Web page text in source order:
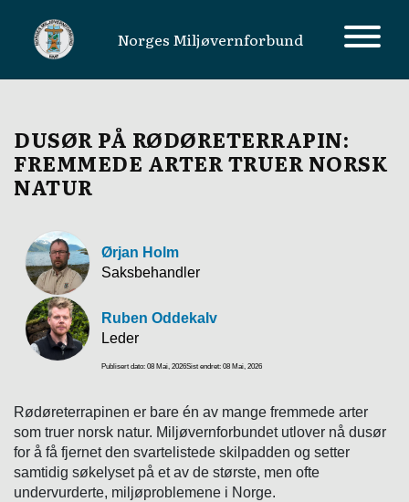
MAIN NAVIGATIONNorges Miljøvernforbund
DUSØR PÅ RØDØRETERRAPIN:
FREMMEDE ARTER TRUER NORSK
NATUR
Ørjan Holm
Saksbehandler
Ruben Oddekalv
Leder
Publisert dato: 08 Mai, 2026Sist endret: 08 Mai, 2026
Rødøreterrapinen er bare én av mange fremmede arter
som truer norsk natur. Miljøvernforbundet utlover nå dusør
for å få fjernet den svartelistede skilpadden og setter
samtidig søkelyset på et av de største, men ofte
undervurderte, miljøproblemene i Norge.